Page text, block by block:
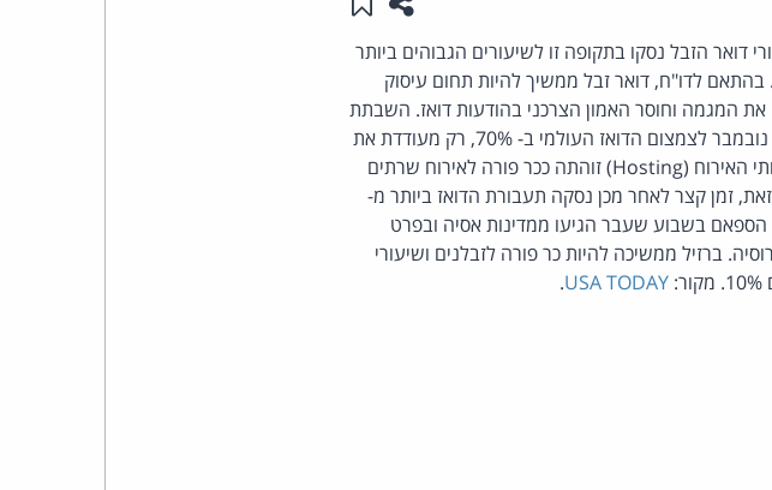
דואר הזבל נסקו בתקופה זו לשיעורים הגבוהים ביותר
לדו"ח, דואר זבל ממשיך להיות תחום עיסוק
המגמה וחוסר האמון הצרכני בהודעות דואז. השבתת
מקליפורניה שגרמה בחודש נובמבר לצמצום הדואז העולמי ב- 70%, רק מעודדת את
הספאמרים למצוא פתרונות עמידים יותר. באותו מקרה, ספקית שירותי האירוח (Hosting) זוהתה ככר פורה לאירוח שרתים
זמן קצר לאחר מכן נסקה תעבורת הדואז ביותר מ-
בדו"ח קובעים כי למעלה מ-30% מהודעות הספאם בשבוע שעבר הגיעו ממדינות אסיה ובפרט
ברזיל ממשיכה להיות כר פורה לזבלנים ושיעורי
USA TODAY
.